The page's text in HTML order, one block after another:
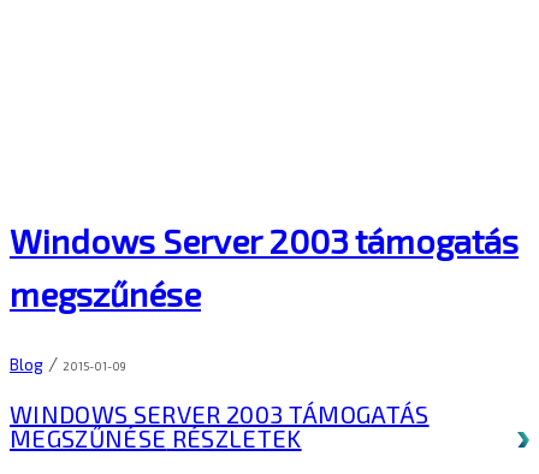
Windows Server 2003 támogatás
megszűnése
Blog / 2015-01-09
WINDOWS SERVER 2003 TÁMOGATÁS
MEGSZŰNÉSE RÉSZLETEK